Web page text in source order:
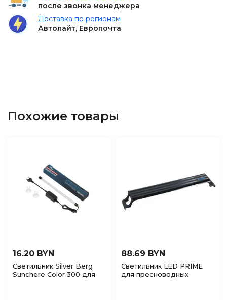
после звонка менеджера
Доставка по регионам
Автолайт, Европочта
Похожие товары
16.20 BYN
Светильник Silver Berg
Sunchere Color 300 для
88.69 BYN
Светильник LED PRIME
для пресноводных